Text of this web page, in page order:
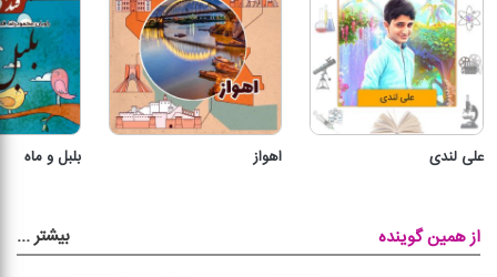
علی لندی اهواز بلبل و ماه
از همین گوینده بیشتر...